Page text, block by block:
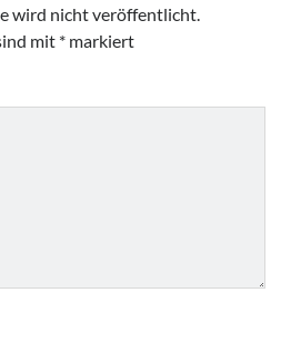
wird nicht veröffentlicht.
mit * markiert